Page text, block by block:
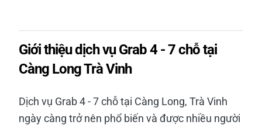
Giới thiệu dịch vụ Grab 4 - 7 chỗ tại
Càng Long Trà Vinh
Dịch vụ Grab 4 - 7 chỗ tại Càng Long, Trà Vinh
ngày càng trở nên phổ biến và được nhiều người